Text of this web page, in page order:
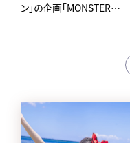
ン」の企画「MONSTER
アイカ・ザ・スパイ、ナオ・オ
ブ・ナオ、レオナエンパイア、
ンスターからなるクロちゃ
んプロデュースの5人組ア
イドルグループ。